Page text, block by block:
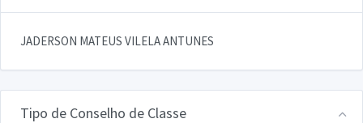
JADERSON MATEUS VILELA ANTUNES
Tipo de Conselho de Classe